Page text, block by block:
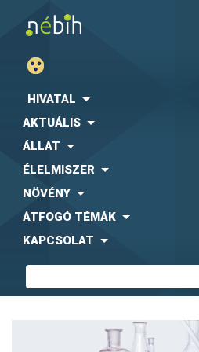
HIVATAL
AKTUÁLIS
ÁLLAT
ÉLELMISZER
NÖVÉNY
ÁTFOGÓ TÉMÁK
KAPCSOLAT